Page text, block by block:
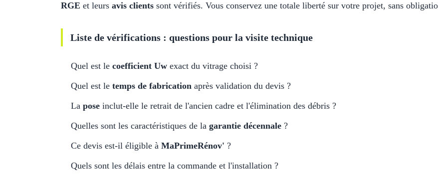
RGE et leurs avis clients sont vérifiés. Vous conservez une totale liberté sur votre projet, sans
Liste de vérifications : questions pour la visite technique
Quel est le coefficient Uw exact du vitrage choisi ?
Quel est le temps de fabrication après validation du devis ?
La pose inclut-elle le retrait de l'ancien cadre et l'élimination des débris ?
Quelles sont les caractéristiques de la garantie décennale ?
Ce devis est-il éligible à MaPrimeRénov' ?
Quels sont les délais entre la commande et l'installation ?